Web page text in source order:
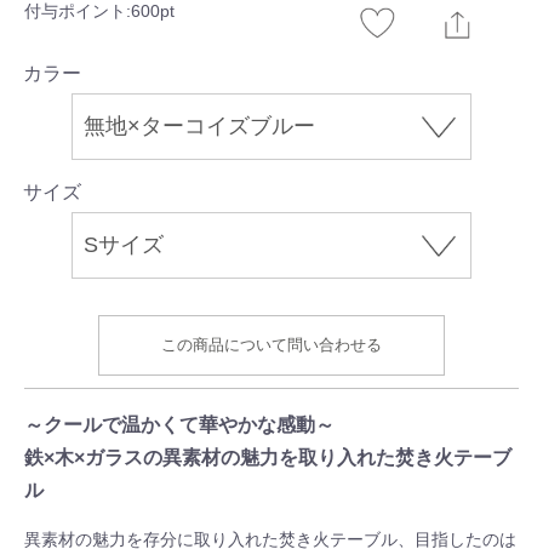
付与ポイント:600pt
カラー
サイズ
この商品について問い合わせる
～クールで温かくて華やかな感動～
鉄×木×ガラスの異素材の魅力を取り入れた焚き火テーブ
ル
異素材の魅力を存分に取り入れた焚き火テーブル、目指したのは